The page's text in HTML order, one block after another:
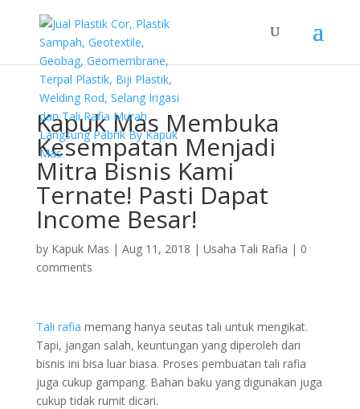
Kapuk Mas Membuka
Kesempatan Menjadi
Mitra Bisnis Kami
Ternate! Pasti Dapat
Income Besar!
by Kapuk Mas | Aug 11, 2018 | Usaha Tali Rafia | 0
comments
Tali rafia memang hanya seutas tali untuk mengikat.
Tapi, jangan salah, keuntungan yang diperoleh dari
bisnis ini bisa luar biasa. Proses pembuatan tali rafia
juga cukup gampang. Bahan baku yang digunakan juga
cukup tidak rumit dicari.